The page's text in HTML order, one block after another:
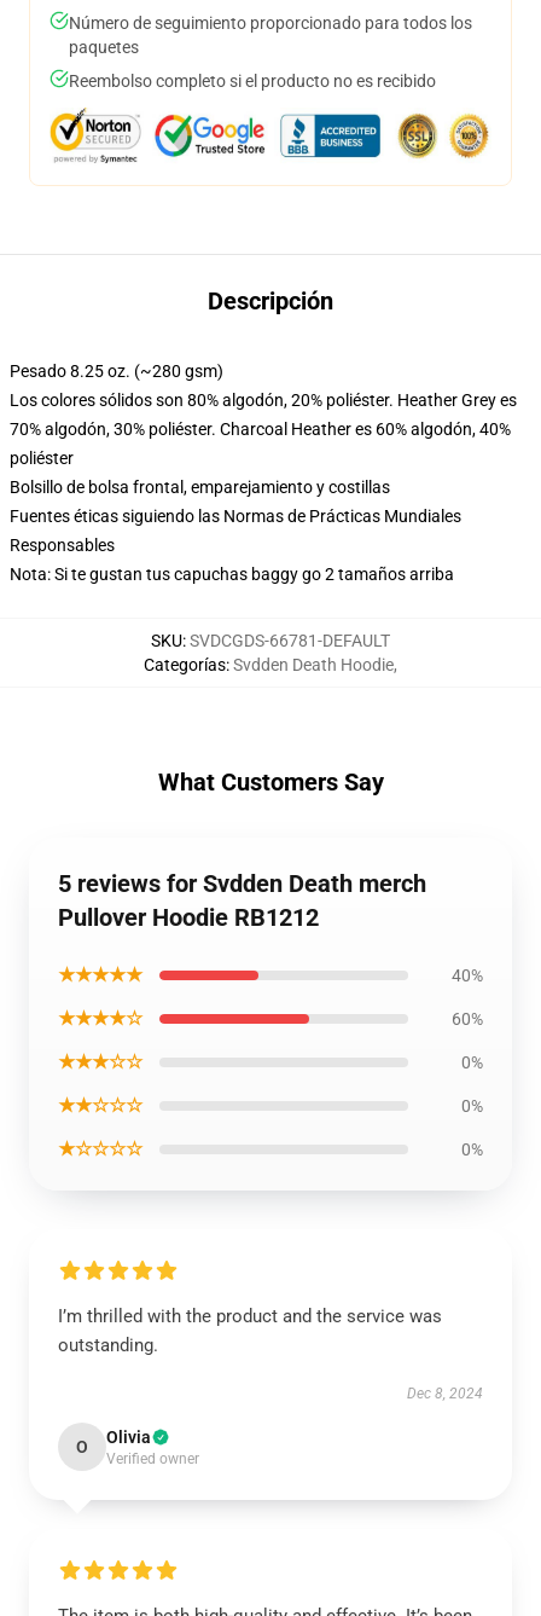
Número de seguimiento proporcionado para todos los
paquetes
Reembolso completo si el producto no es recibido
Descripción
Pesado 8.25 oz. (~280 gsm)
Los colores sólidos son 80% algodón, 20% poliéster. Heather Grey es
70% algodón, 30% poliéster. Charcoal Heather es 60% algodón, 40%
poliéster
Bolsillo de bolsa frontal, emparejamiento y costillas
Fuentes éticas siguiendo las Normas de Prácticas Mundiales
Responsables
Nota: Si te gustan tus capuchas baggy go 2 tamaños arriba
SKU:SVDCGDS-66781-DEFAULT
Categorías:Svdden Death Hoodie,
What Customers Say
5 reviews for Svdden Death merch
Pullover Hoodie RB1212
★★★★★ 40%
★★★★☆ 60%
★★★☆☆ 0%
★★☆☆☆ 0%
★☆☆☆☆ 0%
I’m thrilled with the product and the service was
outstanding.
Dec 8, 2024
O Olivia
Verified owner